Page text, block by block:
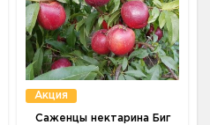
Акция
Саженцы нектарина Биг